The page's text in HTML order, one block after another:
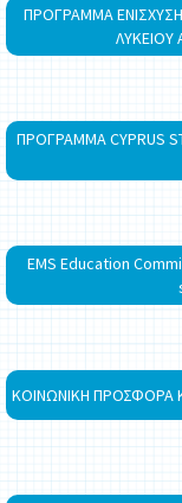
ΠΡΟΓΡΑΜΜΑ
ΠΡΟΓΡΑΜΜΑ CYPRUS
EMS Education
ΚΟΙΝΩΝΙΚΗ ΠΡΟΣΦΟΡΑ